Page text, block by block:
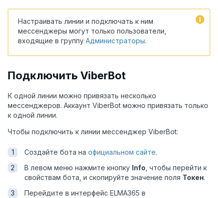
Настраивать линии и подключать к ним
мессенджеры могут только пользователи,
входящие в группу Администраторы.
Подключить ViberBot
К одной линии можно привязать несколько
мессенджеров. Аккаунт ViberBot можно привязать только
к одной линии.
Чтобы подключить к линии мессенджер ViberBot:
Создайте бота на официальном сайте.
В левом меню нажмите кнопку Info, чтобы перейти к
свойствам бота, и скопируйте значение поля Токен.
Перейдите в интерфейс ELMA365 в